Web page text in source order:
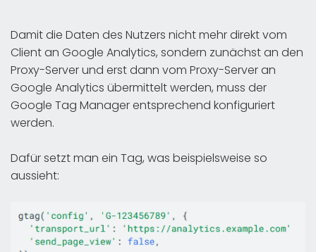
Damit die Daten des Nutzers nicht mehr direkt vom
Client an Google Analytics, sondern zunächst an den
Proxy-Server und erst dann vom Proxy-Server an
Google Analytics übermittelt werden, muss der
Google Tag Manager entsprechend konfiguriert
werden.
Dafür setzt man ein Tag, was beispielsweise so
aussieht: